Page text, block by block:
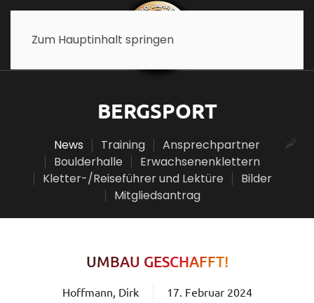
Zum Hauptinhalt springen
BERGSPORT
News Training
Ansprechpartner
Boulderhalle
Erwachsenenklettern
Kletter-/Reiseführer und Lektüre
Bilder
Mitgliedsantrag
UMBAU GESCHAFFT!
Hoffmann, Dirk
17. Februar 2024